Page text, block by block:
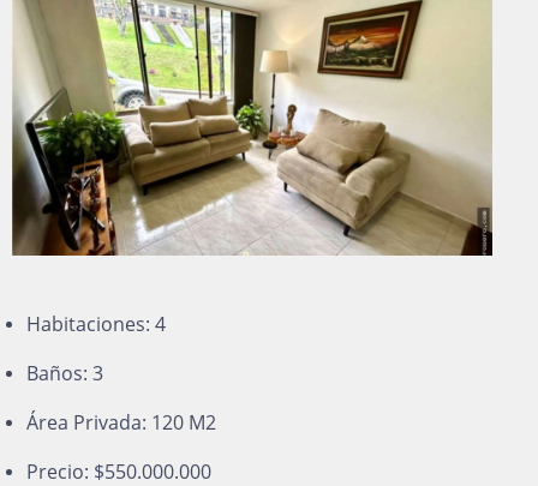
Habitaciones: 4
Baños: 3
Área Privada: 120 M2
Precio: $550.000.000